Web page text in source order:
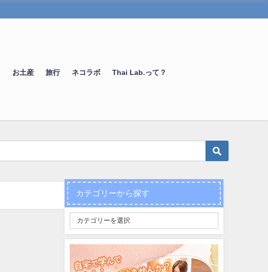
お土産 旅行 ネコラボ Thai Lab.って？
カテゴリーから探す